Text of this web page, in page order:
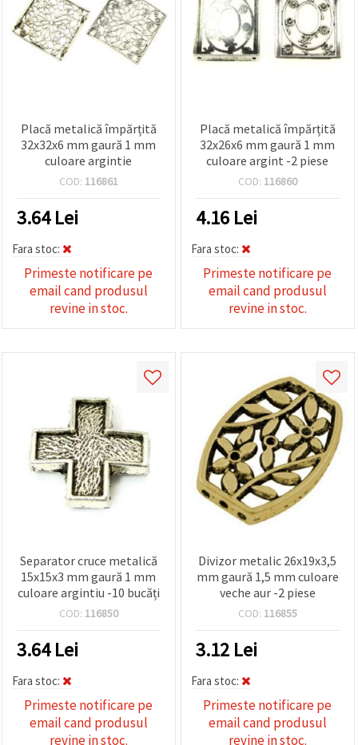
Placă metalică împărțită
32x32x6 mm gaură 1 mm
culoare argintie
COD: 116861
3.64Lei
Fara stoc:
Primeste notificare pe
email cand produsul
revine in stoc.
Placă metalică împărțită
32x26x6 mm gaură 1 mm
culoare argint -2 piese
COD: 116860
4.16 Lei
Fara stoc:
Primeste notificare pe
email cand produsul
revine in stoc.
Separator cruce metalică
15x15x3 mm gaură 1 mm
culoare argintiu -10 bucăți
COD: 116850
3.64Lei
Fara stoc:
Primeste notificare pe
email cand produsul
revine in stoc.
Divizor metalic 26x19x3,5
mm gaură 1,5 mm culoare
veche aur -2 piese
COD: 116855
3.12 Lei
Fara stoc:
Primeste notificare pe
email cand produsul
revine in stoc.